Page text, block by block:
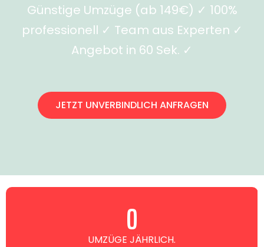
Günstige Umzüge (ab 149€) ✓ 100%
professionell ✓ Team aus Experten ✓
Angebot in 60 Sek. ✓
JETZT UNVERBINDLICH ANFRAGEN
UMZÜGE JÄHRLICH.
0